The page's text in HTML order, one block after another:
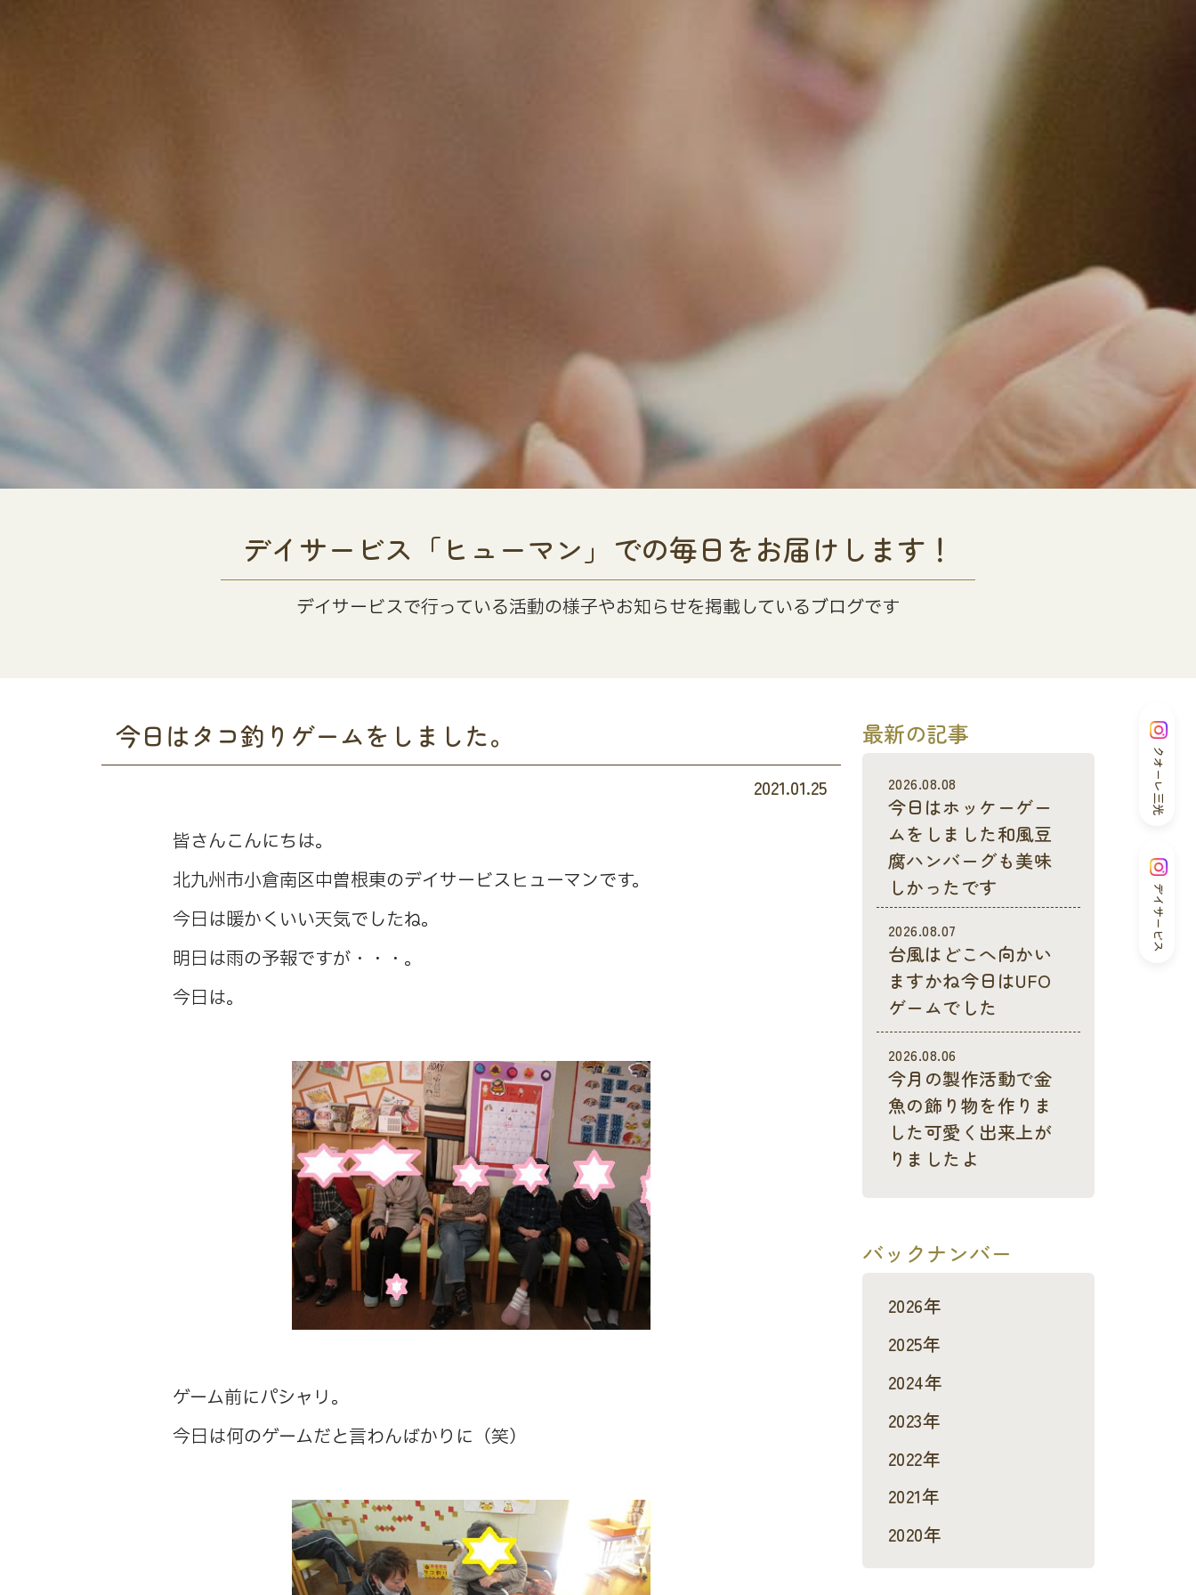
クオーレ三光
デイサービス
デイサービス「ヒューマン」での毎日をお届けします！
デイサービスで行っている活動の様子やお知らせを掲載しているブログです
今日はタコ釣りゲームをしました。
2021.01.25
皆さんこんにちは。
北九州市小倉南区中曽根東のデイサービスヒューマンです。
今日は暖かくいい天気でしたね。
明日は雨の予報ですが・・・。
今日は。
ゲーム前にパシャリ。
今日は何のゲームだと言わんばかりに（笑）
最新の記事
2026.08.08
今日はホッケーゲー
ムをしました和風豆
腐ハンバーグも美味
しかったです
2026.08.07
台風はどこへ向かい
ますかね今日はUFO
ゲームでした
2026.08.06
今月の製作活動で金
魚の飾り物を作りま
した可愛く出来上が
りましたよ
バックナンバー
2026年
2025年
2024年
2023年
2022年
2021年
2020年